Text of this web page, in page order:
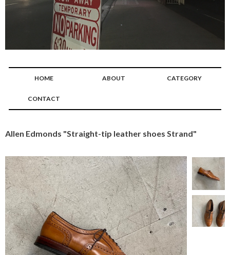
HOME ABOUT CATEGORY
CONTACT
Allen Edmonds "Straight-tip leather shoes Strand"